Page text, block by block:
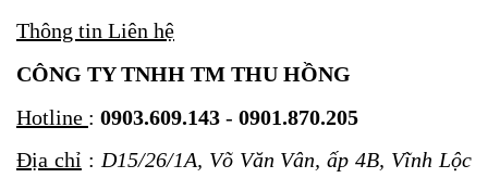
Thông tin Liên hệ
CÔNG TY TNHH TM THU HỒNG
Hotline : 0903.609.143 - 0901.870.205
Địa chỉ : D15/26/1A, Võ Văn Vân, ấp 4B, Vĩnh Lộc